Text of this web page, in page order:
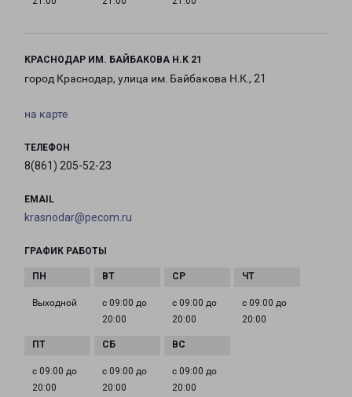
КРАСНОДАР ИМ. БАЙБАКОВА Н.К 21
город Краснодар, улица им. Байбакова Н.К., 21
на карте
ТЕЛЕФОН
8(861) 205-52-23
EMAIL
krasnodar@pecom.ru
ГРАФИК РАБОТЫ
Выходной
с 09:00 до
20:00
с 09:00 до
20:00
с 09:00 до
20:00
с 09:00 до
20:00
с 09:00 до
20:00
с 09:00 до
20:00